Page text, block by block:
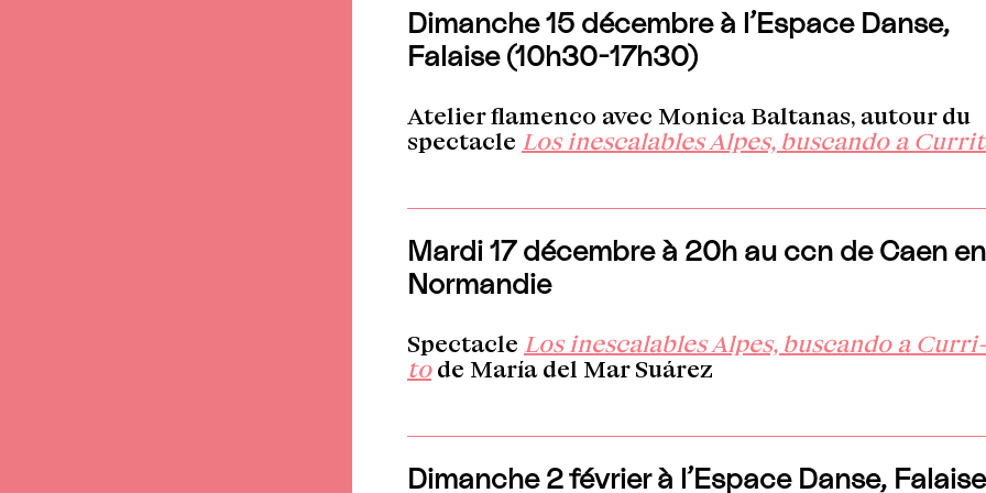
Dimanche 15 décembre à l’Espace Danse,
Falaise (10h30-17h30)
Atelier flamenco avec Monica Baltanas, autour du
spectacle Los ines­ca­lables Alpes, bus­can­do a
Mardi 17 décembre à 20h au ccn de Caen en
Normandie
Spectacle Los ines­ca­lables Alpes, bus­can­do a Cur­ri­
tode María del Mar Suá­rez
Dimanche 2 février à l’Espace Danse, Falaise